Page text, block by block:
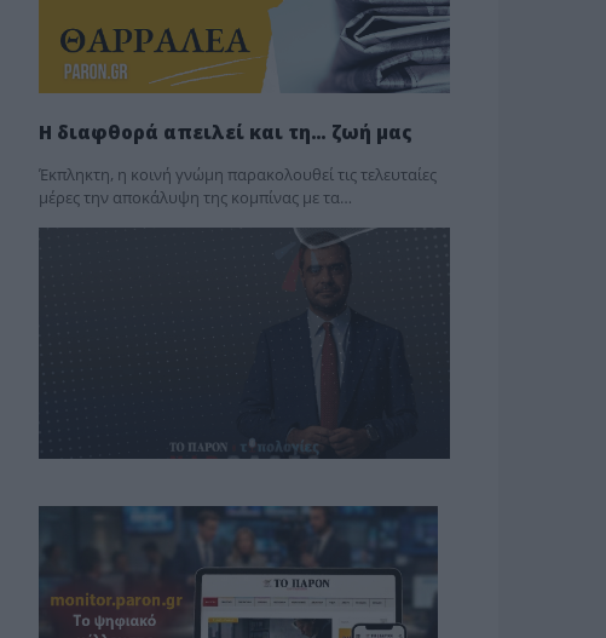
Η διαφθορά απειλεί και τη… ζωή μας
Έκπληκτη, η κοινή γνώμη παρακολουθεί τις τελευταίες
μέρες την αποκάλυψη της κο­μπίνας με τα…